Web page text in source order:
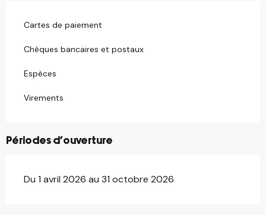
Cartes de paiement
Chèques bancaires et postaux
Espèces
Virements
Périodes d'ouverture
Du 1 avril 2026 au 31 octobre 2026